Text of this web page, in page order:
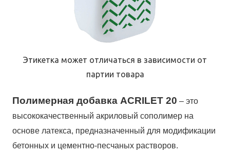
Этикетка может отличаться в зависимости от
партии товара
Полимерная добавка ACRILET 20 – это
высококачественный акриловый сополимер на
основе латекса, предназначенный для модификации
бетонных и цементно-песчаных растворов.